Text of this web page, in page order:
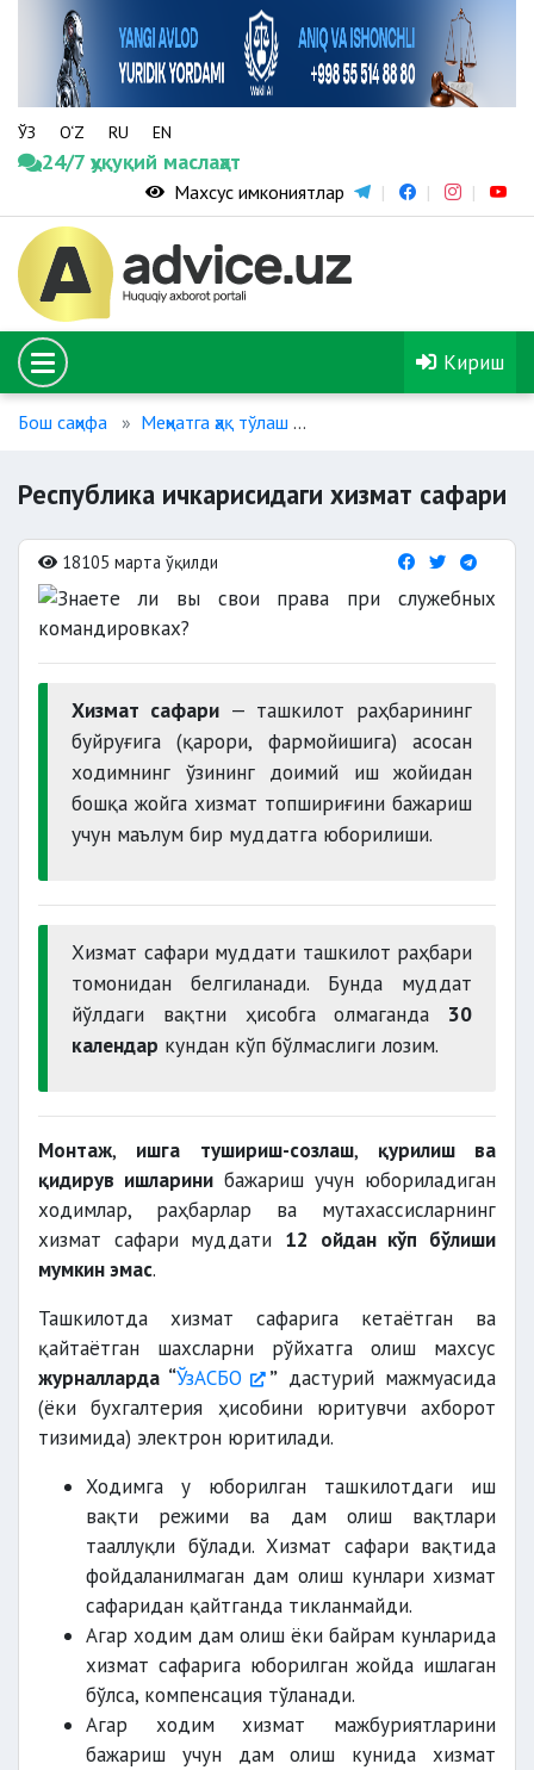
ЎЗ O‘Z RU EN
24/7 ҳуқуқий маслаҳат
Махсус имкониятлар
Кириш
Бош саҳифа Меҳнатга ҳақ тўлаш
Республика ичкарисидаги хизмат сафари
18105 марта ўқилди
Хизмат сафари — ташкилот раҳбарининг
буйруғига (қарори, фармойишига) асосан
ходимнинг ўзининг доимий иш жойидан
бошқа жойга хизмат топшириғини бажариш
учун маълум бир муддатга юборилиши.
Хизмат сафари муддати ташкилот раҳбари
томонидан белгиланади. Бунда муддат
йўлдаги вақтни ҳисобга олмаганда 30
календар кундан кўп бўлмаслиги лозим.
Монтаж, ишга тушириш-созлаш, қурилиш ва
қидирув ишларини бажариш учун юбориладиган
ходимлар, раҳбарлар ва мутахассисларнинг
хизмат сафари муддати 12 ойдан кўп бўлиши
мумкин эмас.
Ташкилотда хизмат сафарига кетаётган ва
қайтаётган шахсларни рўйхатга олиш махсус
журналларда “ЎзАСБО ”дастурий мажмуасида
(ёки бухгалтерия ҳисобини юритувчи ахборот
тизимида) электрон юритилади.
Ходимга у юборилган ташкилотдаги иш
вақти режими ва дам олиш вақтлари
тааллуқли бўлади. Хизмат сафари вақтида
фойдаланилмаган дам олиш кунлари хизмат
сафаридан қайтганда тикланмайди.
Агар ходим дам олиш ёки байрам кунларида
хизмат сафарига юборилган жойда ишлаган
бўлса, компенсация тўланади.
Агар ходим хизмат мажбуриятларини
бажариш учун дам олиш кунида хизмат